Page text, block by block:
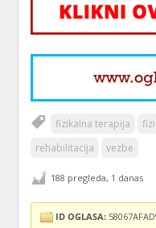
fizikalna terapija
rehabilitacija
vezbe
188 pregleda, 1 danas
ID OGLASA: